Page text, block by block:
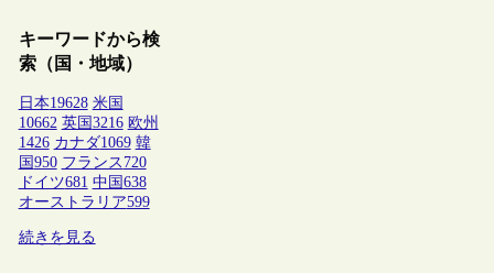
キーワードから検
索（国・地域）
日本19628 米国
10662 英国 3216 欧州
1426 カナダ1069 韓
国 950 フランス 720
ドイツ681 中国 638
オーストラリア599
続きを見る